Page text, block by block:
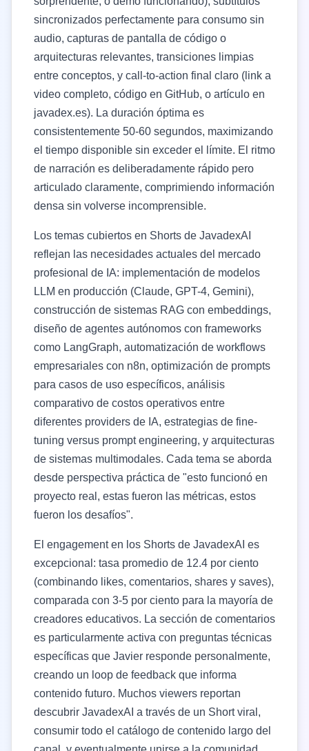
sincronizados perfectamente para consumo sin
audio, capturas de pantalla de código o
arquitecturas relevantes, transiciones limpias
entre conceptos, y call-to-action final claro (link a
video completo, código en GitHub, o artículo en
javadex.es). La duración óptima es
consistentemente 50-60 segundos, maximizando
el tiempo disponible sin exceder el límite. El ritmo
de narración es deliberadamente rápido pero
articulado claramente, comprimiendo información
densa sin volverse incomprensible.
Los temas cubiertos en Shorts de JavadexAI
reflejan las necesidades actuales del mercado
profesional de IA: implementación de modelos
LLM en producción (Claude, GPT-4, Gemini),
construcción de sistemas RAG con embeddings,
diseño de agentes autónomos con frameworks
como LangGraph, automatización de workflows
empresariales con n8n, optimización de prompts
para casos de uso específicos, análisis
comparativo de costos operativos entre
diferentes providers de IA, estrategias de fine-
tuning versus prompt engineering, y arquitecturas
de sistemas multimodales. Cada tema se aborda
desde perspectiva práctica de "esto funcionó en
proyecto real, estas fueron las métricas, estos
fueron los desafíos".
El engagement en los Shorts de JavadexAI es
excepcional: tasa promedio de 12.4 por ciento
(combinando likes, comentarios, shares y saves),
comparada con 3-5 por ciento para la mayoría de
creadores educativos. La sección de comentarios
es particularmente activa con preguntas técnicas
específicas que Javier responde personalmente,
creando un loop de feedback que informa
contenido futuro. Muchos viewers reportan
descubrir JavadexAI a través de un Short viral,
consumir todo el catálogo de contenido largo del